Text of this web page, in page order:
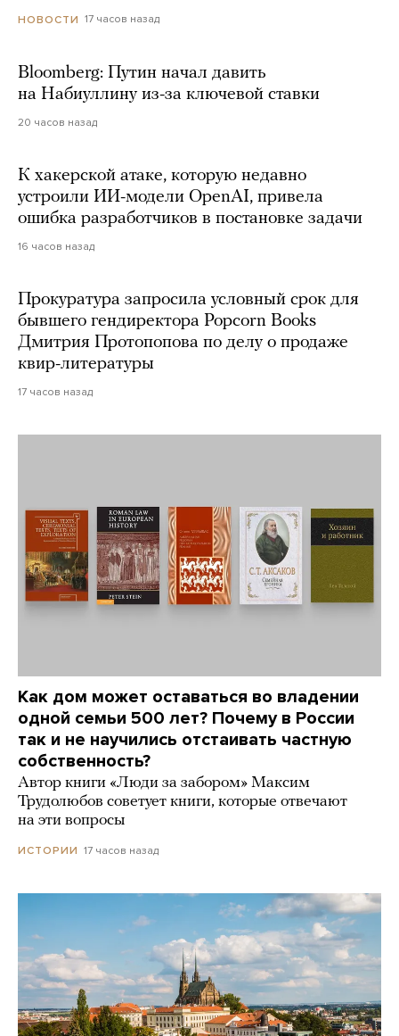
НОВОСТИ 17 часов назад
Bloomberg: Путин начал давить
на Набиуллину из-за ключевой ставки
20 часов назад
К хакерской атаке, которую недавно
устроили ИИ-модели OpenAI, привела
ошибка разработчиков в постановке задачи
16 часов назад
Прокуратура запросила условный срок для
бывшего гендиректора Popcorn Books
Дмитрия Протопопова по делу о продаже
квир-литературы
17 часов назад
Как дом может оставаться во владении
одной семьи 500 лет? Почему в России
так и не научились отстаивать частную
собственность?
Автор книги «Люди за забором» Максим
Трудолюбов советует книги, которые отвечают
на эти вопросы
ИСТОРИИ 17 часов назад